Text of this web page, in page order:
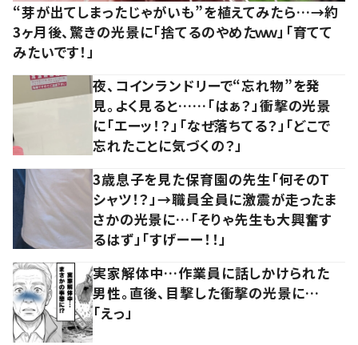
“芽が出てしまったじゃがいも”を植えてみたら…→約
3ヶ月後、驚きの光景に「捨てるのやめたｗｗ」「育てて
みたいです！」
夜、コインランドリーで“忘れ物”を発
見。よく見ると……「はぁ？」衝撃の光景
に「エーッ！？」「なぜ落ちてる？」「どこで
忘れたことに気づくの？」
3歳息子を見た保育園の先生「何そのT
シャツ！？」→職員全員に激震が走ったま
さかの光景に…「そりゃ先生も大興奮す
るはず」「すげーー！！」
実家解体中…作業員に話しかけられた
男性。直後、目撃した衝撃の光景に…
「えっ」